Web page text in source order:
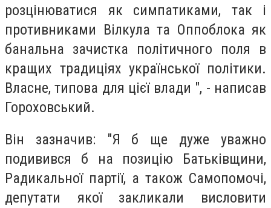
розцінюватися як симпатиками, так і
противниками Вілкула та Оппоблока як
банальна зачистка політичного поля в
кращих традиціях української політики.
Власне, типова для цієї влади ", - написав
Гороховський.
Він зазначив: "Я б ще дуже уважно
подивився б на позицію Батьківщини,
Радикальної партії, а також Самопомочі,
депутати якої закликали висловити